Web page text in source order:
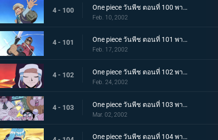
4 - 100 One piece วันพีช ตอนที่ 100 พากย์ไทย นักรบแห่งกองกำลังปฏิวัติ โคซ่า ความฝันที่สาบานไว้กับวีวี่
Feb. 10, 2002
4 - 101 One piece วันพีช ตอนที่ 101 พากย์ไทย ศึกตัดสินแห่งเปลวเพลิง เอส ปะทะ มนุษย์แมงป่อง
Feb. 17, 2002
4 - 102 One piece วันพีช ตอนที่ 102 พากย์ไทย ซากโบราณและเด็กหลงทาง วีวี่กับพรรคพวกและประเทศ
Feb. 24, 2002
4 - 103 One piece วันพีช ตอนที่ 103 พากย์ไทย รวมพลเฉพาะกิจ แปดนาฬิกาที่สไปเดอร์คาเฟ่!
Mar. 02, 2002
One piece วันพีช ตอนที่ 104 พากย์ไทย ลูฟี่ ปะทะ วีวี่ คำสาบานแห่งน้ำตา ที่เอามิตรภาพเป็นเดิมพัน!